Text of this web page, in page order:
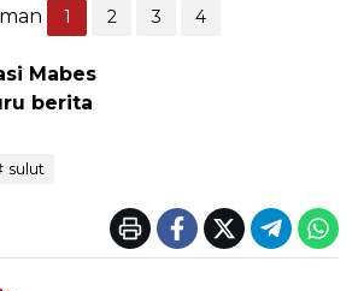
1 2 3 4
Mabes
berita
sulut